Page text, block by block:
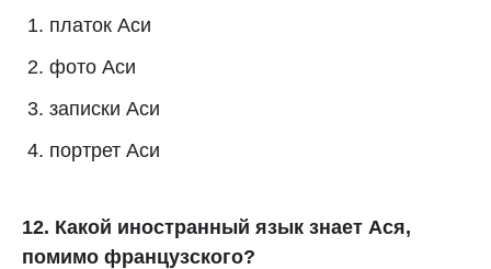
платок Аси
фото Аси
записки Аси
портрет Аси
12. Какой иностранный язык знает Ася,
помимо французского?